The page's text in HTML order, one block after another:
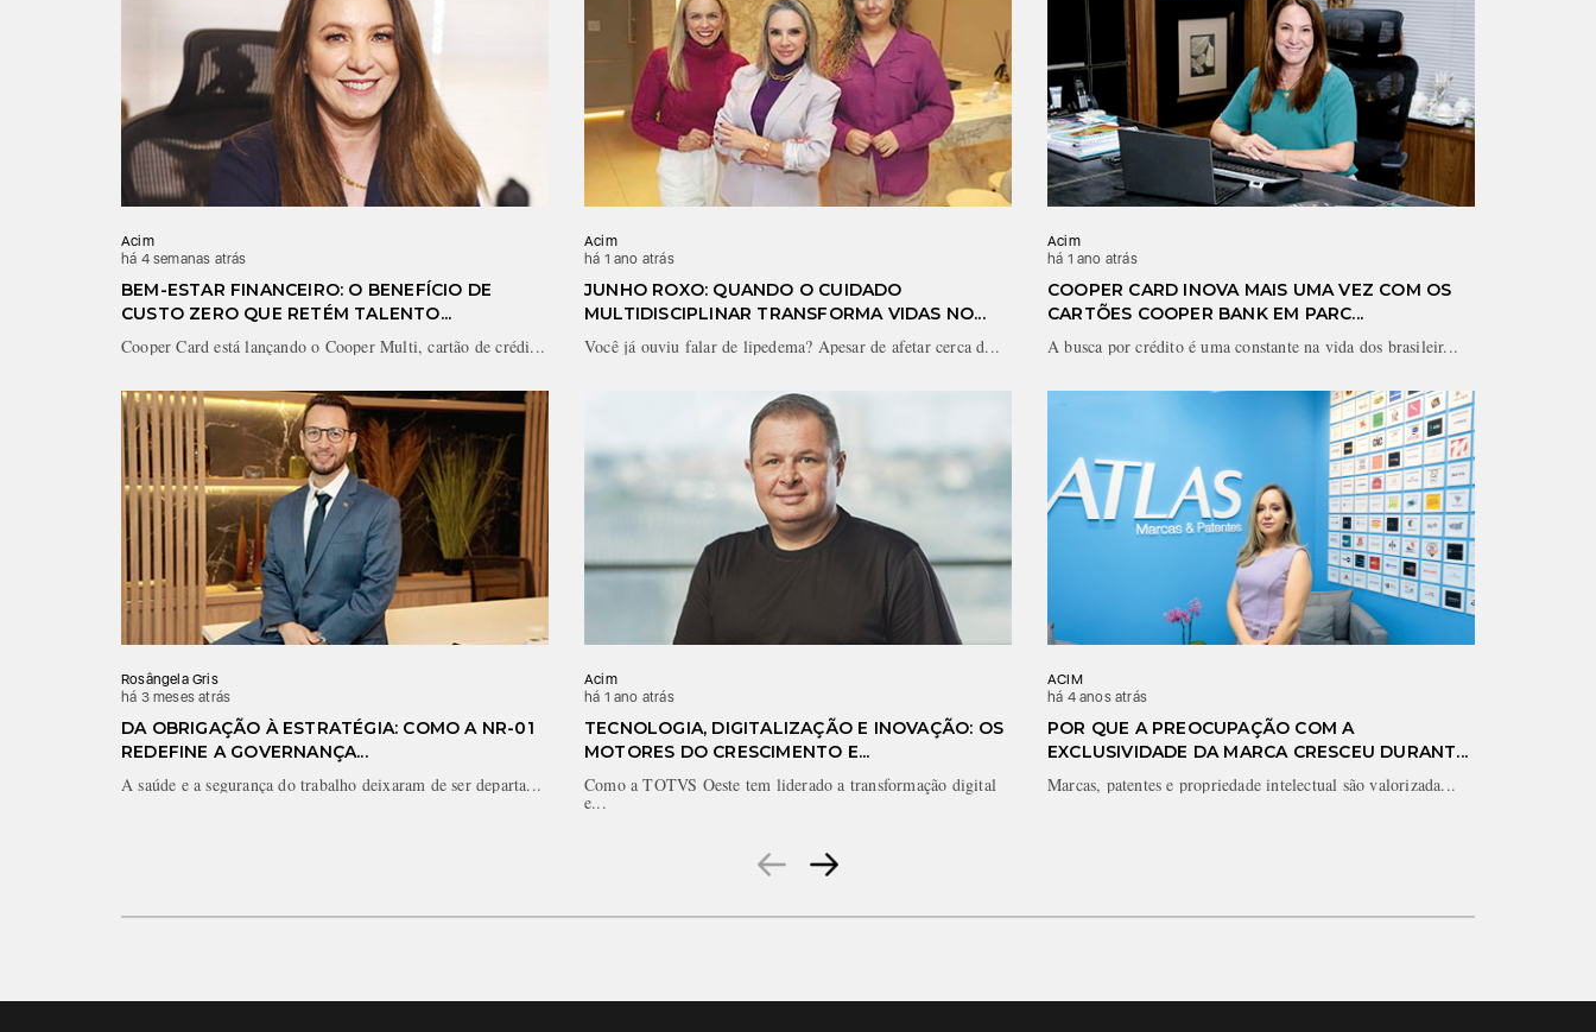
Acim
há 4 semanas atrás
BEM-ESTAR FINANCEIRO: O BENEFÍCIO DE
CUSTO ZERO QUE RETÉM TALENTO...
Cooper Card está lançando o Cooper Multi, cartão de crédi...
Rosângela Gris
há 3 meses atrás
DA OBRIGAÇÃO À ESTRATÉGIA: COMO A NR-01
REDEFINE A GOVERNANÇA...
A saúde e a segurança do trabalho deixaram de ser departa...
Acim
há 1 ano atrás
JUNHO ROXO: QUANDO O CUIDADO
MULTIDISCIPLINAR TRANSFORMA VIDAS NO...
Você já ouviu falar de lipedema? Apesar de afetar cerca d...
Acim
há 1 ano atrás
TECNOLOGIA, DIGITALIZAÇÃO E INOVAÇÃO: OS
MOTORES DO CRESCIMENTO E...
Como a TOTVS Oeste tem liderado a transformação digital
e...
Acim
há 1 ano atrás
COOPER CARD INOVA MAIS UMA VEZ COM OS
CARTÕES COOPER BANK EM PARC...
A busca por crédito é uma constante na vida dos brasileir...
ACIM
há 4 anos atrás
POR QUE A PREOCUPAÇÃO COM A
EXCLUSIVIDADE DA MARCA CRESCEU DURANT...
Marcas, patentes e propriedade intelectual são valorizada...